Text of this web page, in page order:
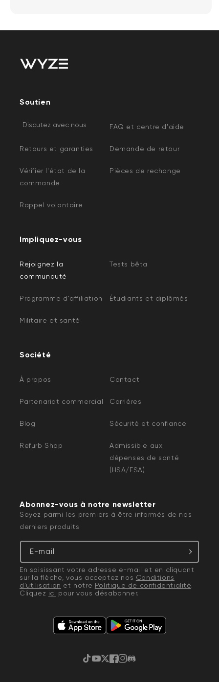
Soutien
Discutez avec nous FAQ et centre d'aide
Retours et garanties Demande de retour
Vérifier l'état de la
commande
Pièces de rechange
Rappel volontaire
Impliquez-vous
Rejoignez la
communauté
Tests bêta
Programme d'affiliation Étudiants et diplômés
Militaire et santé
Société
À propos Contact
Partenariat commercial Carrières
Blog Sécurité et confiance
Refurb Shop
Admissible aux
dépenses de santé
(HSA/FSA)
Abonnez-vous à notre newsletter
Soyez parmi les premiers à être informés de nos
derniers produits
E-mail
En saisissant votre adresse e-mail et en cliquant
sur la flèche, vous acceptez nos Conditions
d'utilisation et notre Politique de confidentialité.
Cliquez ici pour vous désabonner.
TikTok
YouTube
Gazouillement
Facebook
Instagram
Discorde